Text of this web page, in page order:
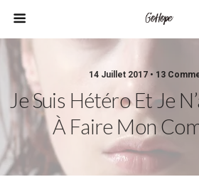
14 Juillet 2017 • 13
Je Suis Hétéro Et Je
À Faire Mon